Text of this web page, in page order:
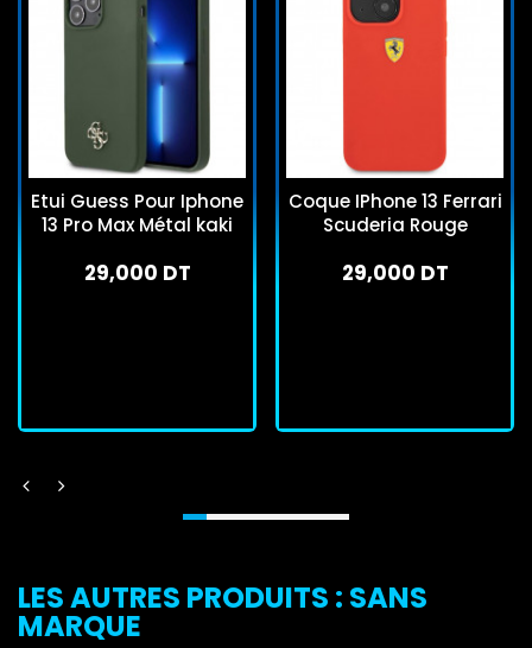
Etui Guess Pour Iphone
13 Pro Max Métal kaki
29,000 DT
Coque IPhone 13 Ferrari
Scuderia Rouge
29,000 DT
LES AUTRES PRODUITS : SANS
MARQUE